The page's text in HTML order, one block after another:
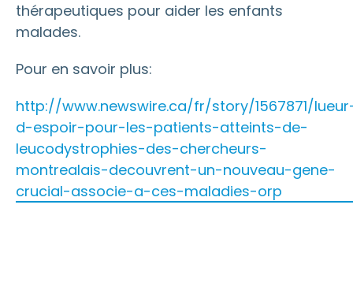
thérapeutiques pour aider les enfants
malades.
Pour en savoir plus:
http://www.newswire.ca/fr/story/1567871/
d-espoir-pour-les-patients-atteints-de-
leucodystrophies-des-chercheurs-
montrealais-decouvrent-un-nouveau-gene-
crucial-associe-a-ces-maladies-orp